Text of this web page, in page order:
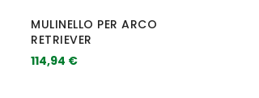
MULINELLO PER ARCO
RETRIEVER
114,94 €